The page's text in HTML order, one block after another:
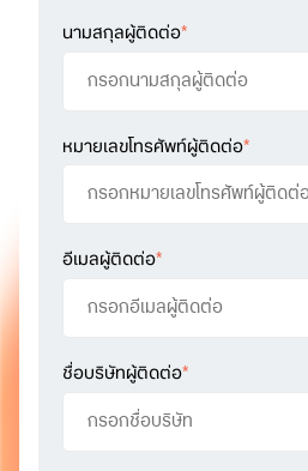
นามสกุลผู้ติดต่อ*
หมายเลขโทรศัพท์ผู้ติดต่อ*
อีเมลผู้ติดต่อ*
ชื่อบริษัทผู้ติดต่อ*